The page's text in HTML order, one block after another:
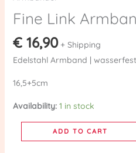
Fine Link
€16,90 + Shipping
Edelstahl Armband |
16,5+5cm
Availability: 1 in stock
ADD TO CART